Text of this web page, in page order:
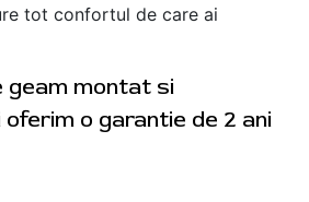
tot confortul de care ai
geam montat si
o garantie de 2 ani